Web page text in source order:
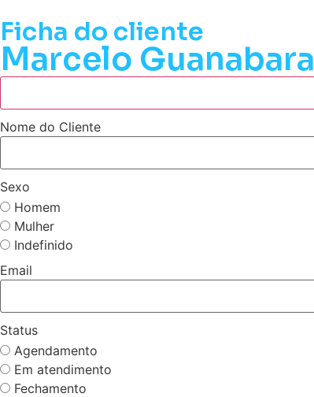
Ficha do cliente
Marcelo Guanabara
Nome do Cliente
Sexo
Homem
Mulher
Indefinido
Email
Status
Agendamento
Em atendimento
Fechamento